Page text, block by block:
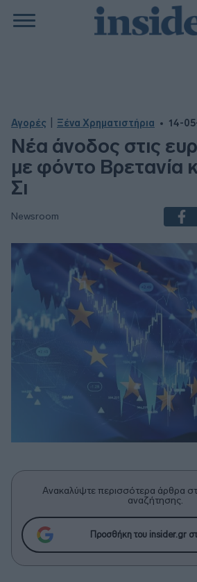
Αγορές Ξένα Χρηματιστήρια 14-
Νέα άνοδος στις
με φόντο Βρετανία
Σι
Newsroom
Ανακαλύψτε περισσότερα άρθρα
αναζήτησης.
Προσθήκη του insider.gr